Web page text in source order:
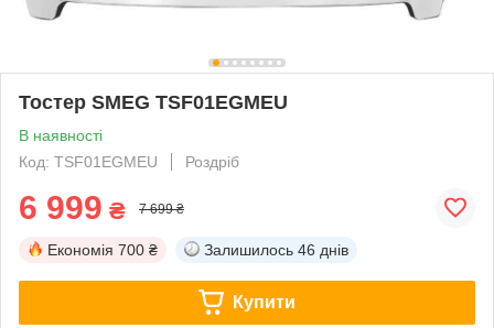
Тостер SMEG TSF01EGMEU
В наявності
Код: TSF01EGMEU
Роздріб
6 999 ₴ 7 699 ₴
Економія 700 ₴ Залишилось 46 днів
Купити